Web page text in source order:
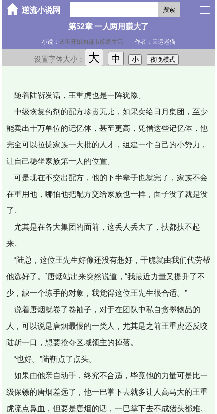
搜索
第52章 一人两用赚大了
小说： 从零开始的都市练级生活作者：天运老猫
设置字体大小： 大 中 小 夜晚模式
随着陆靳发话，王重虎也是一阵犹豫。
中级恢复药剂的配方珍贵无比，如果卖给日月集团，至少
能卖出十万单位的记忆体，甚至更高，凭借这些记忆体，他
完全可以拉拢家族一大批的人才，组建一个自己的小势力，
让自己稳坐家族第一人的位置。
可是现在不交出配方，他的下半辈子也就完了，家族不会
在重用他，哪怕他把配方交给家族也一样，面子没了就是没
了。
尤其是在各大集团的面前，这丢人丢大了，扶都扶不起
来。
“陆总，这位王先生好像还没有想好，干脆就由我们代劳帮
他选好了。”唐烟站出来突然说道，“我最近力量又提升了不
少，缺一个练手的对象，我觉得这位王先生很合适。”
说着唐烟就卷了卷袖子，对于在团队中私自贪墨物品的
人，可以说是唐烟最恨的一类人，尤其是之前王重虎还反咬
陆靳一口，想要抢夺区域领主的掉落。
“也好。”陆靳点了点头。
如果由他亲自动手，终究不合适，毕竟他的力量可是比一
级保镖的唐烟差远了，他一巴掌下去就多让人高马大的王重
虎流点鼻血，但要是唐烟的话，一巴掌下去不成猪头都难。